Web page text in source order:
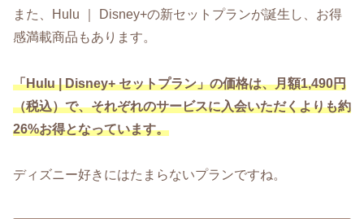
また、Hulu ｜ Disney+の新セットプランが誕生し、お得
感満載商品もあります。
「Hulu | Disney+ セットプラン」の価格は、月額1,490円
（税込）で、それぞれのサービスに入会いただくよりも約
26%お得となっています。
ディズニー好きにはたまらないプランですね。